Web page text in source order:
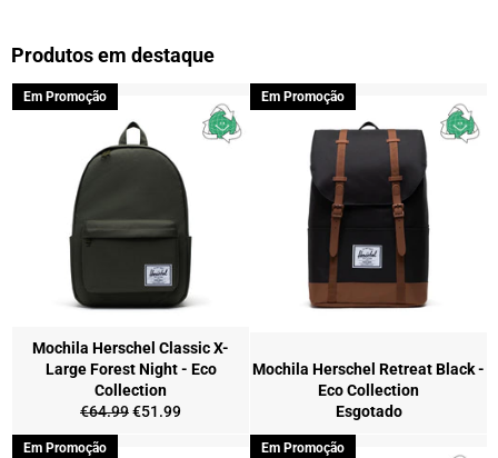
Produtos em destaque
Mochila Herschel Classic X-
Large Forest Night - Eco
Collection
Preço
normal
€64.99Preço
€51.99
Em Promoção
Mochila Herschel Retreat Black -
Eco Collection
Esgotado
Em Promoção
Em Promoção Em Promoção